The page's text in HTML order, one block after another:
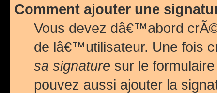
Comment ajouter une
Vous devez dâ€™abord
de lâ€™utilisateur. Une fois
sa signature sur le
pouvez aussi ajouter la